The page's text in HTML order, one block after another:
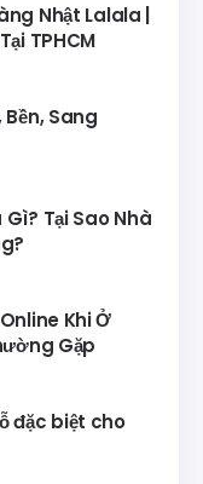
Nhật Lalala |
TPHCM
Bền, Sang
Gì? Tại Sao Nhà
Khi Ở
Gặp
đặc biệt cho